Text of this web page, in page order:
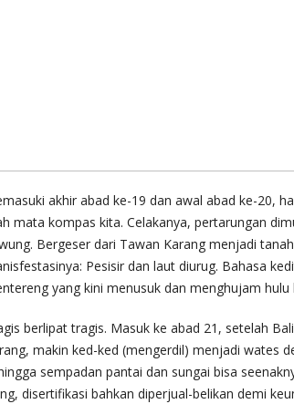
akhir abad ke-19 dan awal abad ke-20,
mata kompas kita. Celakanya, pertarungan
Bergeser dari Tawan Karang menjadi
Pesisir dan laut diurug. Bahasa
yang kini menusuk dan menghujam
berlipat tragis. Masuk ke abad 21, setelah
makin ked-ked (mengerdil) menjadi wates
sempadan pantai dan sungai bisa
disertifikasi bahkan diperjual-belikan demi